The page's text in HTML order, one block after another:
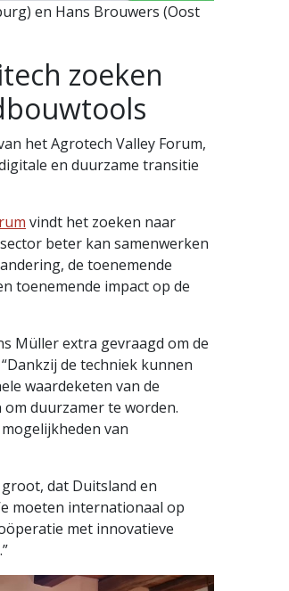
en Hans Brouwers (Oost
zoeken
het Agrotech Valley Forum,
en duurzame transitie
vindt het zoeken naar
beter kan samenwerken
de toenemende
toenemende impact op de
Müller extra gevraagd om de
de techniek kunnen
waardeketen van de
duurzamer te worden.
van
dat Duitsland en
moeten internationaal op
met innovatieve